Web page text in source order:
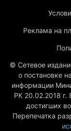
Реклама на
© Сетевое
о постановке
информации
РК 20.02.2018 г.
достигших
Перепечатка